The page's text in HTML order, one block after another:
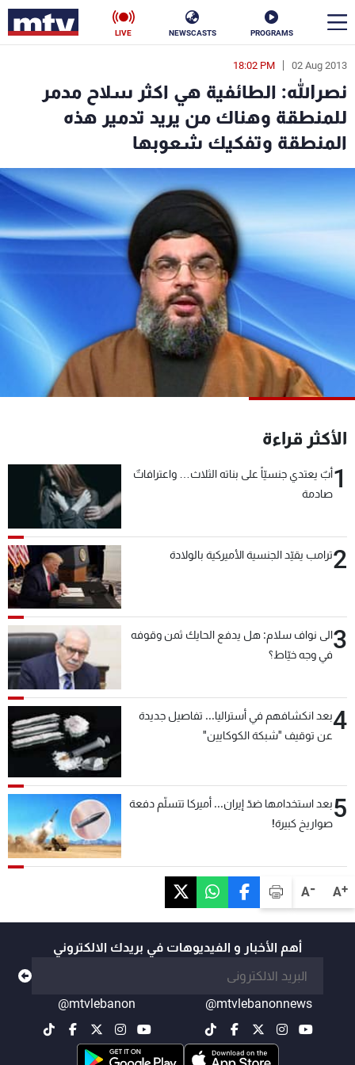
PROGRAMS
NEWSCASTS
LIVE
A+
A-
02 Aug 2013
18:02 PM
نصرالله: الطائفية هي اكثر سلاح مدمر
للمنطقة وهناك من يريد تدمير هذه
المنطقة وتفكيك شعوبها
الأكثر قراءة
1أبٌ يعتدي جنسيّاً على بناته الثلاث… واعترافاتٌ
صادمة
2ترامب يقيّد الجنسية الأميركية بالولادة
3الى نواف سلام: هل يدفع الحايك ثمن وقوفه
في وجه خيّاط؟
4بعد انكشافهم في أستراليا... تفاصيل جديدة
عن توقيف "شبكة الكوكايين"
5بعد استخدامها ضدّ إيران... أميركا تتسلّم دفعة
صواريخ كبيرة!
أهم الأخبار و الفيديوهات في بريدك الالكتروني
@mtvlebanonnews
@mtvlebanon
en
الأخبار
سياسة ناس
فن
منوعات رياضة
كأس العالم
جدول البرامج
شاهد البرامج
الترددات
عن MTV
لاعلاناتكم
شروط الإسـتخدام
سياسة الخصوصية